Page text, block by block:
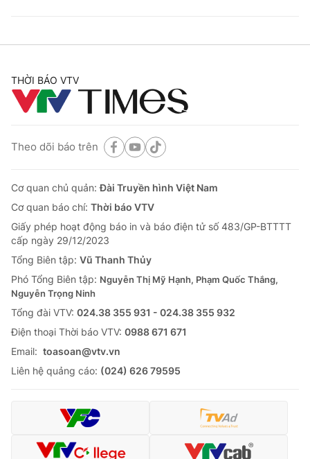
THỜI BÁO VTV
Theo dõi báo trên
Cơ quan chủ quản:Đài Truyền hình Việt Nam
Cơ quan báo chí: Thời báo VTV
Giấy phép hoạt động báo in và báo điện tử số 483/GP-BTTTT
cấp ngày 29/12/2023
Tổng Biên tập: Vũ Thanh Thủy
Phó Tổng Biên tập: Nguyễn Thị Mỹ Hạnh, Phạm Quốc Thắng,
Nguyễn Trọng Ninh
Tổng đài VTV: 024.38 355 931 - 024.38 355 932
Ðiện thoại Thời báo VTV: 0988 671 671
Email: toasoan@vtv.vn
Liên hệ quảng cáo: (024) 626 79595